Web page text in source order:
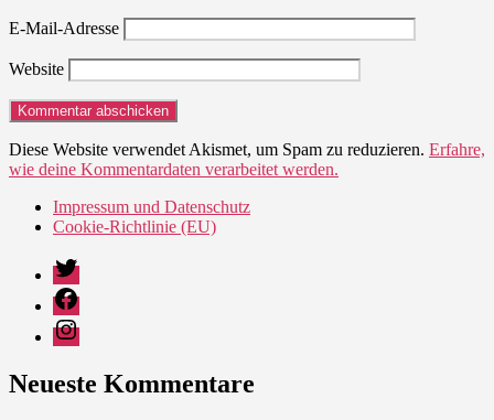
E-Mail-Adresse
Website
Diese Website verwendet Akismet, um Spam zu reduzieren. Erfahre,
wie deine Kommentardaten verarbeitet werden.
Impressum und Datenschutz
Cookie-Richtlinie (EU)
Twitter
Facebook
Instagram
Neueste Kommentare